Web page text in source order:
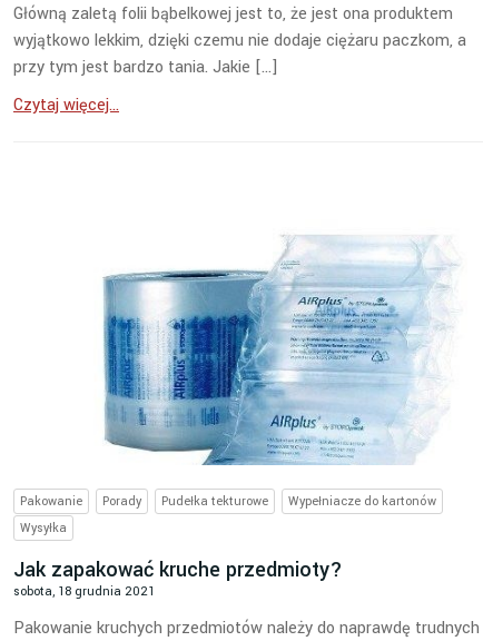
Główną zaletą folii bąbelkowej jest to, że jest ona produktem
wyjątkowo lekkim, dzięki czemu nie dodaje ciężaru paczkom, a
przy tym jest bardzo tania. Jakie […]
Czytaj więcej...
Pakowanie Porady Pudełka tekturowe
Wypełniacze do kartonów
Wysyłka
Jak zapakować kruche przedmioty?
sobota, 18 grudnia 2021
Pakowanie kruchych przedmiotów należy do naprawdę trudnych